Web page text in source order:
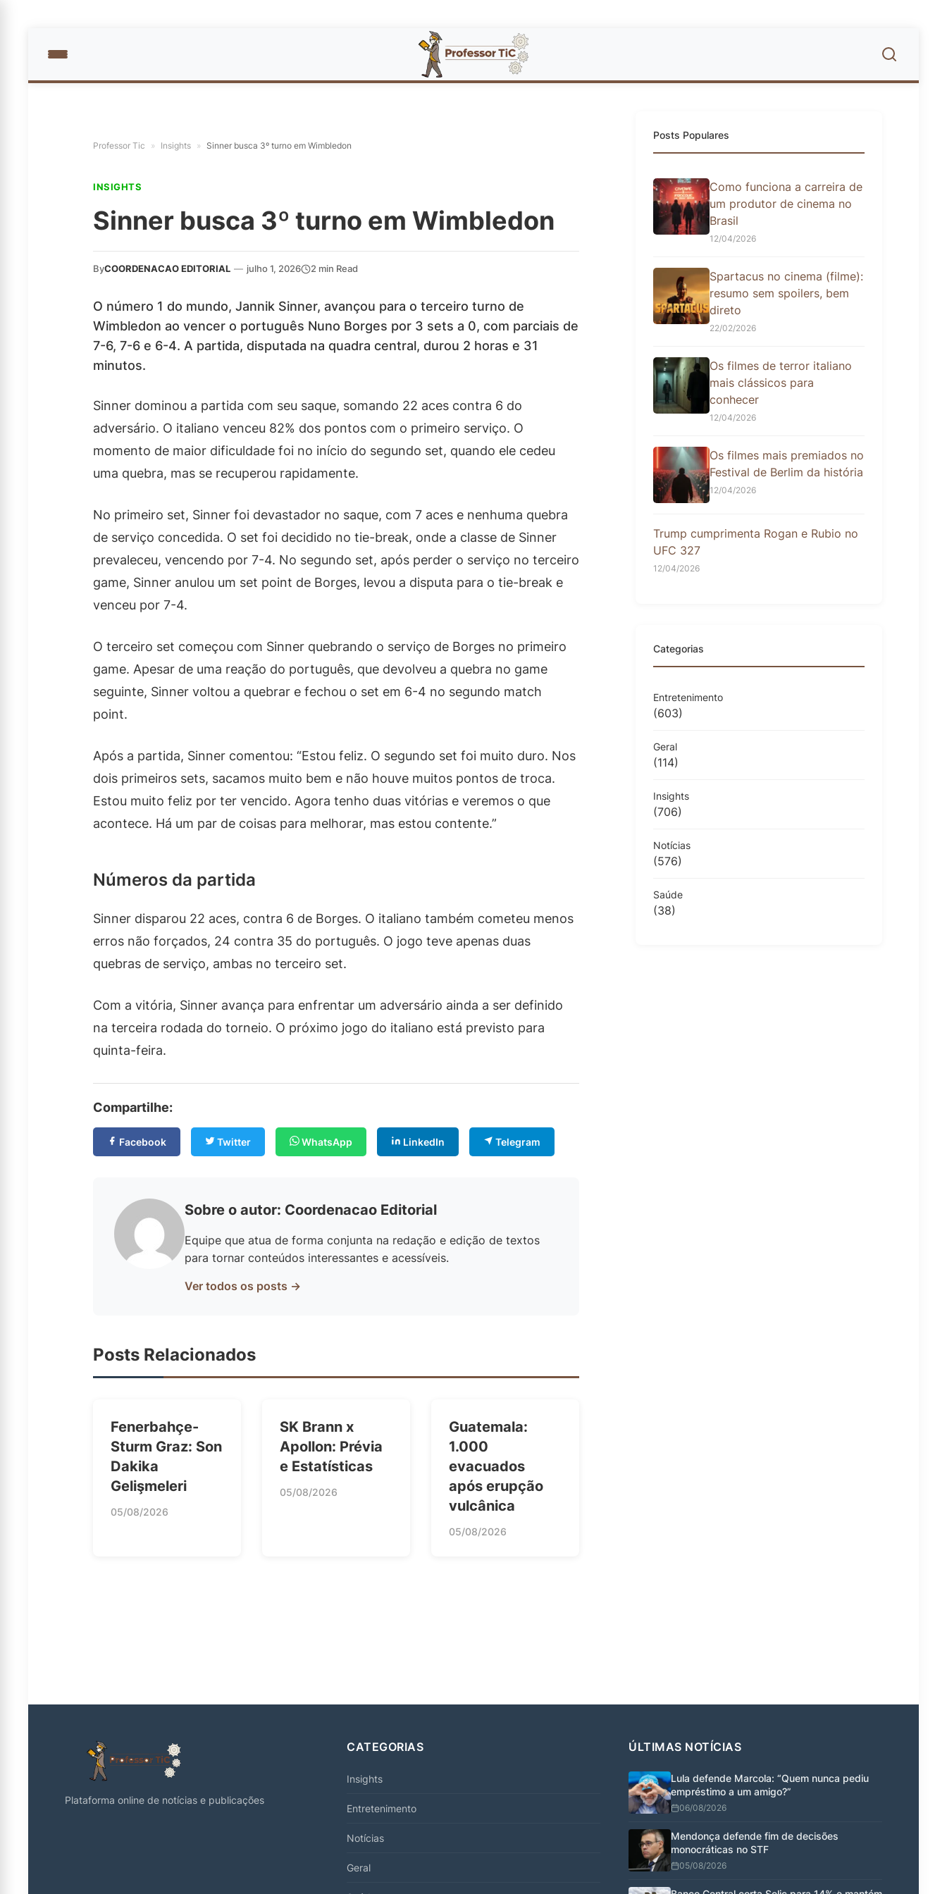
Professor Tic » Insights » Sinner busca 3º turno em Wimbledon
INSIGHTS
Sinner busca 3º turno em Wimbledon
ByCOORDENACAO EDITORIAL — julho 1, 2026 2 min Read
O número 1 do mundo, Jannik Sinner, avançou para o terceiro turno de
Wimbledon ao vencer o português Nuno Borges por 3 sets a 0, com parciais de
7-6, 7-6 e 6-4. A partida, disputada na quadra central, durou 2 horas e 31
minutos.
Sinner dominou a partida com seu saque, somando 22 aces contra 6 do
adversário. O italiano venceu 82% dos pontos com o primeiro serviço. O
momento de maior dificuldade foi no início do segundo set, quando ele cedeu
uma quebra, mas se recuperou rapidamente.
No primeiro set, Sinner foi devastador no saque, com 7 aces e nenhuma quebra
de serviço concedida. O set foi decidido no tie-break, onde a classe de Sinner
prevaleceu, vencendo por 7-4. No segundo set, após perder o serviço no terceiro
game, Sinner anulou um set point de Borges, levou a disputa para o tie-break e
venceu por 7-4.
O terceiro set começou com Sinner quebrando o serviço de Borges no primeiro
game. Apesar de uma reação do português, que devolveu a quebra no game
seguinte, Sinner voltou a quebrar e fechou o set em 6-4 no segundo match
point.
Após a partida, Sinner comentou: “Estou feliz. O segundo set foi muito duro. Nos
dois primeiros sets, sacamos muito bem e não houve muitos pontos de troca.
Estou muito feliz por ter vencido. Agora tenho duas vitórias e veremos o que
acontece. Há um par de coisas para melhorar, mas estou contente.”
Números da partida
Sinner disparou 22 aces, contra 6 de Borges. O italiano também cometeu menos
erros não forçados, 24 contra 35 do português. O jogo teve apenas duas
quebras de serviço, ambas no terceiro set.
Com a vitória, Sinner avança para enfrentar um adversário ainda a ser definido
na terceira rodada do torneio. O próximo jogo do italiano está previsto para
quinta-feira.
Compartilhe:
Facebook Twitter WhatsApp LinkedIn Telegram
Sobre o autor: Coordenacao Editorial
Equipe que atua de forma conjunta na redação e edição de textos
para tornar conteúdos interessantes e acessíveis.
Ver todos os posts →
Posts Relacionados
Fenerbahçe-
Sturm Graz: Son
Dakika
Gelişmeleri
05/08/2026
SK Brann x
Apollon: Prévia
e Estatísticas
05/08/2026
Guatemala:
1.000
evacuados
após erupção
vulcânica
05/08/2026
Posts Populares
Como funciona a carreira de
um produtor de cinema no
Brasil
12/04/2026
Spartacus no cinema (filme):
resumo sem spoilers, bem
direto
22/02/2026
Os filmes de terror italiano
mais clássicos para
conhecer
12/04/2026
Os filmes mais premiados no
Festival de Berlim da história
12/04/2026
Trump cumprimenta Rogan e Rubio no
UFC 327
12/04/2026
Categorias
Entretenimento
(603)
Geral
(114)
Insights
(706)
Notícias
(576)
Saúde
(38)
Plataforma online de notícias e publicações
CATEGORIAS
Insights
Entretenimento
Notícias
Geral
ÚLTIMAS NOTÍCIAS
Lula defende Marcola: “Quem nunca pediu
empréstimo a um amigo?”
06/08/2026
Mendonça defende fim de decisões
monocráticas no STF
05/08/2026